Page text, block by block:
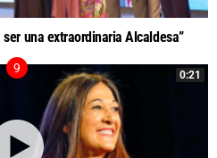
una extraordinaria Alcaldesa”
0:21